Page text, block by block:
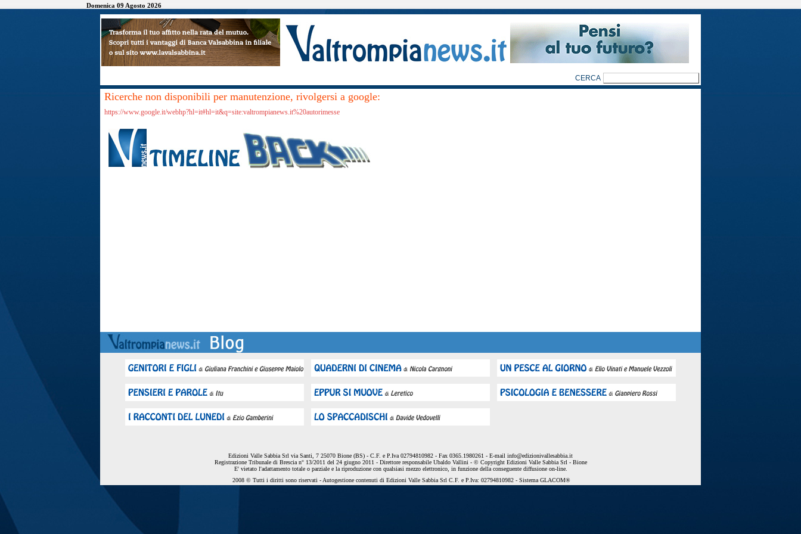
Domenica 09 Agosto 2026
Ricerche non disponibili per manutenzione, rivolgersi a google:
https://www.google.it/webhp?hl=it#hl=it&q=site:valtrompianews.it%20autorimesse
Edizioni Valle Sabbia Srl via Santi, 7 25070 Bione (BS) - C.F. e P.Iva 02794810982 - Fax 0365.1980261 - E-mail info@edizionivallesabbia.it
Registrazione Tribunale di Brescia n° 13/2011 del 24 giugno 2011 - Direttore responsabile Ubaldo Vallini - © Copyright Edizioni Valle Sabbia Srl - Bione
E' vietato l'adattamento totale o parziale e la riproduzione con qualsiasi mezzo elettronico, in funzione della conseguente diffusione on-line.
2008 © Tutti i diritti sono riservati - Autogestione contenuti di Edizioni Valle Sabbia Srl C.F. e P.Iva: 02794810982 - Sistema GLACOM®